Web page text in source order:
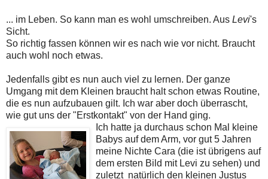
... im Leben. So kann man es wohl umschreiben. Aus Levi's
Sicht.
So richtig fassen können wir es nach wie vor nicht. Braucht
auch wohl noch etwas.
Jedenfalls gibt es nun auch viel zu lernen. Der ganze
Umgang mit dem Kleinen braucht halt schon etwas Routine,
die es nun aufzubauen gilt. Ich war aber doch überrascht,
wie gut uns der "Erstkontakt" von der Hand ging.
Ich hatte ja durchaus schon Mal kleine
Babys auf dem Arm, vor gut 5 Jahren
meine Nichte Cara (die ist übrigens auf
dem ersten Bild mit Levi zu sehen) und
zuletzt natürlich den kleinen Justus